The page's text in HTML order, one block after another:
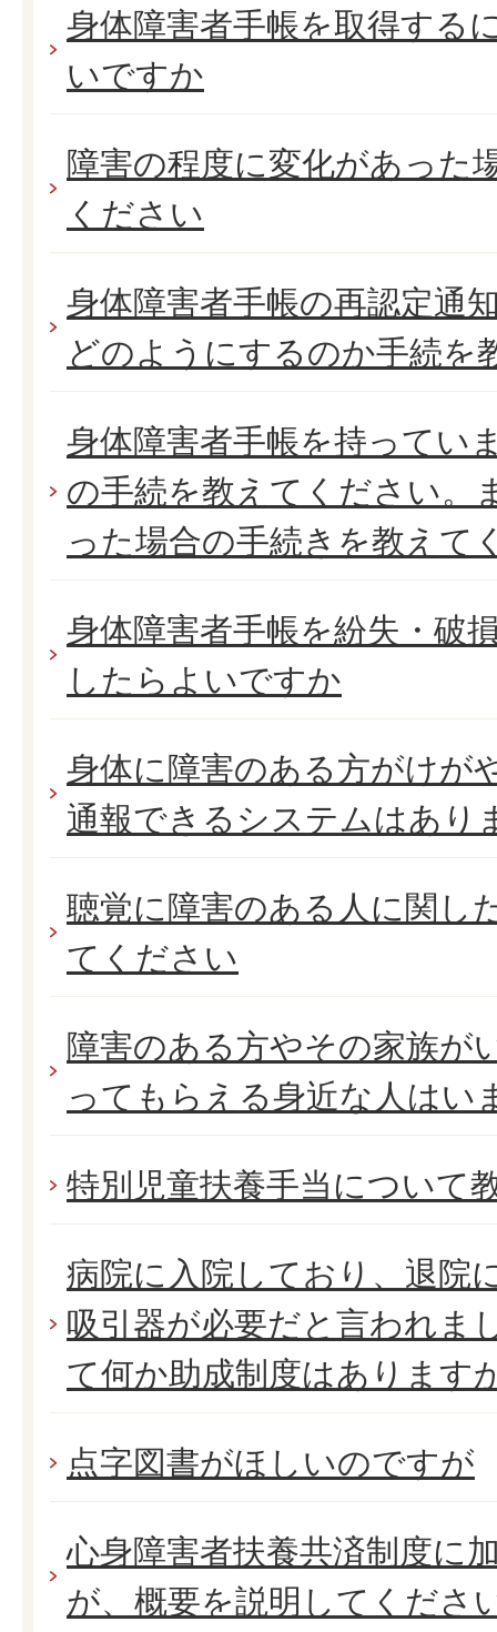
身体障害者手帳を取得する
いですか
障害の程度に変化があった
ください
身体障害者手帳の再認定通
どのようにするのか手続を
身体障害者手帳を持ってい
の手続を教えてください。
った場合の手続きを教えて
身体障害者手帳を紛失・破
したらよいですか
身体に障害のある方がけが
通報できるシステムはあり
聴覚に障害のある人に関し
てください
障害のある方やその家族が
ってもらえる身近な人はい
特別児童扶養手当について
病院に入院しており、退院
吸引器が必要だと言われま
て何か助成制度はあります
点字図書がほしいのですが
心身障害者扶養共済制度に
が、概要を説明してくださ